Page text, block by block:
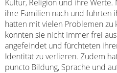
Kultur, Religion und ihre
ihre Familien nach und führten
hatten mit vielen Problemen zu
konnten sie nicht immer frei
angefeindet und fürchteten
Identität zu verlieren. Zudem
puncto Bildung, Sprache und